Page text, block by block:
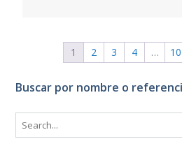
1 2 3 4 … 10
Buscar por nombre o